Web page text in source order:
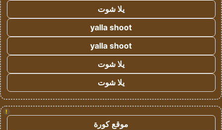
يلا شوت
yalla shoot
yalla shoot
يلا شوت
يلا شوت
!
موقع كورة